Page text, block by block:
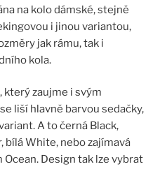
na kolo dámské, stejně
i jinou variantou,
jak rámu, tak i
kola.
který zaujme i svým
liší hlavně barvou sedačky,
A to černá Black,
bílá White, nebo zajímavá
Design tak lze vybrat